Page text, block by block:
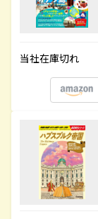
当社在庫切れ